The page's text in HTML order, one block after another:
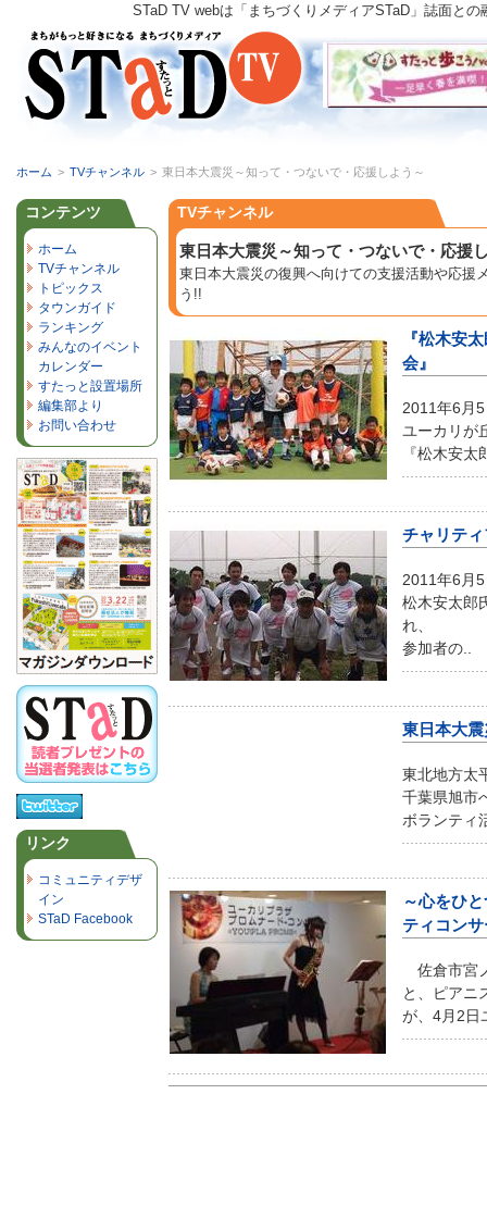
STaD TV webは「まちづくりメディアSTaD」誌面と
ホーム > TVチャンネル > 東日本大震災～知って・つないで・応援しよう～
TVチャンネル
東日本大震災～知って・つないで・応援
東日本大震災の復興へ向けての支援活動や応援
う!!
『松木安
会』
2011年6月
ユーカリが
『松木安
チャリテ
2011年6月
松木安太郎
れ、
参加者の..
東日本大
東北地方太
千葉県旭市
ボランティ
～心をひ
ティコン
佐倉市宮
と、ピアニ
が、4月2日
コンテンツ
ホーム
TVチャンネル
トピックス
タウンガイド
ランキング
みんなのイベント
カレンダー
すたっと設置場所
編集部より
お問い合わせ
リンク
コミュニティデザ
イン
STaD Facebook